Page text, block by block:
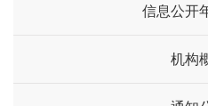
信息公开
机构